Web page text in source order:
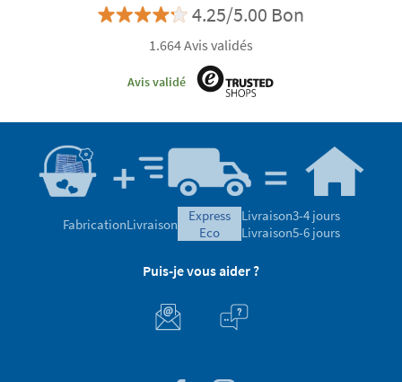
4.25/5.00 Bon
1.664 Avis validés
Avis validé
FabricationLivraison
express
eco
Livraison3-4 jours
Livraison5-6 jours
Puis-je vous aider ?